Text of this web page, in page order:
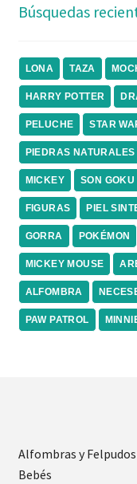
Búsquedas
LONA TAZA
HARRY POTTER
PELUCHE STAR
PIEDRAS NATURALES
MICKEY SON GOKU
FIGURAS PIEL
GORRA POKÉMON
MICKEY MOUSE
ALFOMBRA
PAW PATROL
Alfombras y Felpudos
Bebés